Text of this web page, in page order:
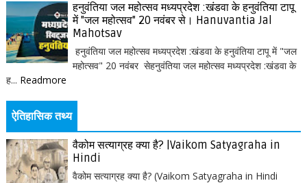
हनुवंतिया जल महोत्सव मध्यप्रदेश :खंडवा के हनुवंतिया टापू
में "जल महोत्सव" 20 नवंबर से। Hanuvantia Jal
Mahotsav
हनुवंतिया जल महोत्सव मध्यप्रदेश :खंडवा के हनुवंतिया टापू में "जल
महोत्सव" 20 नवंबर सेहनुवंतिया जल महोत्सव मध्यप्रदेश :खंडवा के
ह... Readmore
ऐतिहासिक तथ्य
वैकोम सत्याग्रह क्या है? |Vaikom Satyagraha in
Hindi
वैकोम सत्याग्रह क्या है? (Vaikom Satyagraha in Hindi